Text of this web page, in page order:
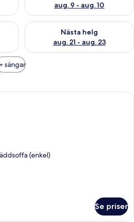
aug. 9 - aug. 10
för den här helgen aug. 14 - aug.
Nästa helg
aug. 21 - aug. 23
Kontrollera tillgängligheten
sängar
En modern lägenhet med ett
(enkel)
Se priser